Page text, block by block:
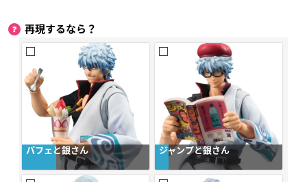
再現するなら？
パフェと銀さん ジャンプと銀さん